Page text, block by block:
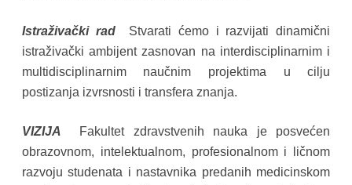
Istraživački radStvarati ćemo i razvijati dinamični
istraživački ambijent zasnovan na interdisciplinarnim i
multidisciplinarnim naučnim projektima u cilju
postizanja izvrsnosti i transfera znanja.
VIZIJA Fakultet zdravstvenih nauka je posvećen
obrazovnom, intelektualnom, profesionalnom i ličnom
razvoju studenata i nastavnika predanih medicinskom